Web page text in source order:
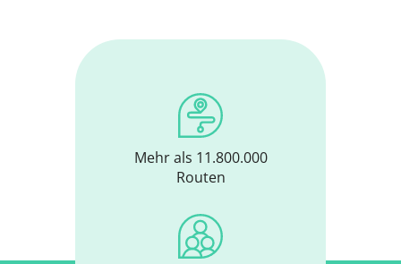
Mehr als 11.800.000
Routen